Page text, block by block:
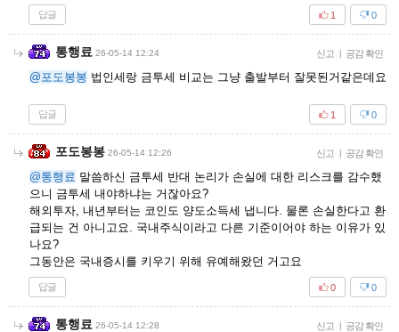
답글 0
1
통행료 26-05-14 12:24 신고 | 공감 확인
@포도봉봉 법인세랑 금투세 비교는 그냥 출발부터 잘못된거같은데요
답글 0
1
포도봉봉 26-05-14 12:26 신고 | 공감 확인
@통행료 말씀하신 금투세 반대 논리가 손실에 대한 리스크를 감수했
으니 금투세 내야하냐는 거잖아요?
해외투자, 내년부터는 코인도 양도소득세 냅니다. 물론 손실한다고 환
급되는 건 아니고요. 국내주식이라고 다른 기준이어야 하는 이유가 있
나요?
그동안은 국내증시를 키우기 위해 유예해왔던 거고요
답글 0
0
통행료 26-05-14 12:28 신고 | 공감 확인